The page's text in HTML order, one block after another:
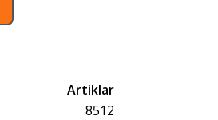
Artiklar
8512